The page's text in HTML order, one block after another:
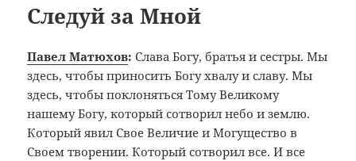
Следуй за Мной
Павел Матюхов: Слава Богу, братья и сестры. Мы
здесь, чтобы приносить Богу хвалу и славу. Мы
здесь, чтобы поклоняться Тому Великому
нашему Богу, который сотворил небо и землю.
Который явил Свое Величие и Могущество в
Своем творении. Который сотворил все. И все